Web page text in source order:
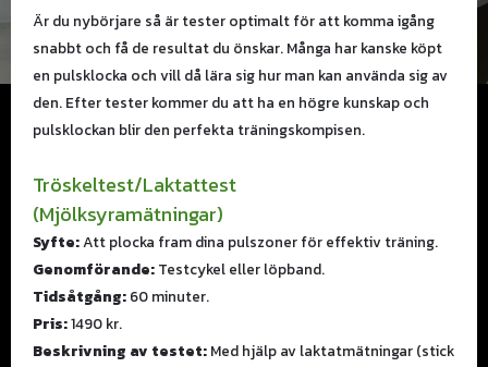
Är du nybörjare så är tester optimalt för att komma igång
snabbt och få de resultat du önskar. Många har kanske köpt
en pulsklocka och vill då lära sig hur man kan använda sig av
den. Efter tester kommer du att ha en högre kunskap och
pulsklockan blir den perfekta träningskompisen.
Tröskeltest/Laktattest
(Mjölksyramätningar)
Syfte:Att plocka fram dina pulszoner för effektiv träning.
Genomförande: Testcykel eller löpband.
Tidsåtgång: 60 minuter.
Pris:1490 kr.
Beskrivning av testet: Med hjälp av laktatmätningar (stick